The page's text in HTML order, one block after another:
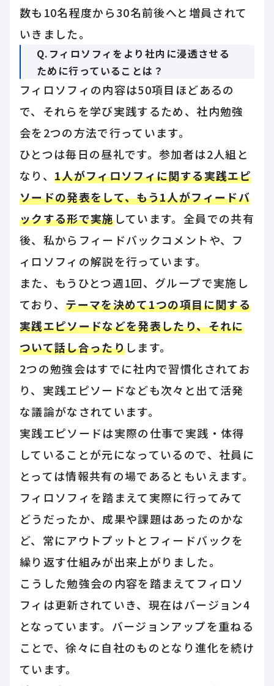
数も10名程度から30名前後へと増員されて
いきました。
Q.フィロソフィをより社内に浸透させる
ために行っていることは？
フィロソフィの内容は50項目ほどあるの
で、それらを学び実践するため、社内勉強
会を2つの方法で行っています。
ひとつは毎日の昼礼です。参加者は2人組と
なり、1人がフィロソフィに関する実践エピ
ソードの発表をして、もう1人がフィードバ
ックする形で実施しています。全員での共有
後、私からフィードバックコメントや、フ
ィロソフィの解説を行っています。
また、もうひとつ週1回、グループで実施し
ており、テーマを決めて1つの項目に関する
実践エピソードなどを発表したり、それに
ついて話し合ったりします。
2つの勉強会はすでに社内で習慣化されてお
り、実践エピソードなども次々と出て活発
な議論がなされています。
実践エピソードは実際の仕事で実践・体得
していることが元になっているので、社員に
とっては情報共有の場であるともいえます。
フィロソフィを踏まえて実際に行ってみて
どうだったか、成果や課題はあったのかな
ど、常にアウトプットとフィードバックを
繰り返す仕組みが出来上がりました。
こうした勉強会の内容を踏まえてフィロソ
フィは更新されていき、現在はバージョン4
となっています。バージョンアップを重ねる
ことで、徐々に自社のものとなり進化を続け
ています。